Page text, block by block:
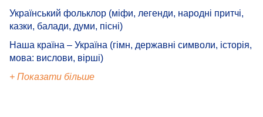
Український фольклор (міфи, легенди, народні притчі,
казки, балади, думи, пісні)
Наша країна – Україна (гімн, державні символи, історія,
мова: вислови, вірші)
+ Показати більше